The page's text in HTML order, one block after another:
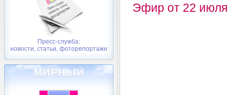
Пресс-служба:
новости, статьи, фоторепортажи
Эфир от 22 июля